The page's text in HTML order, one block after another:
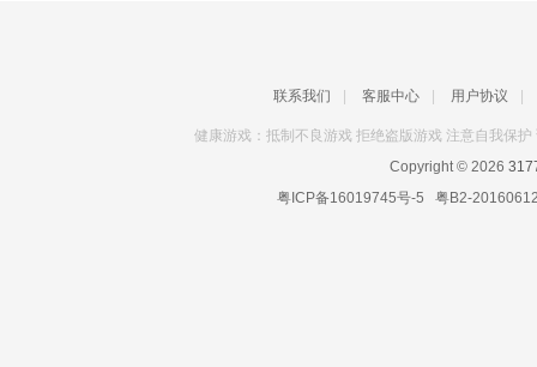
联系我们 客服中心 用户协议
健康游戏：抵制不良游戏 拒绝盗版游戏 注意自我保
Copyright © 2026
粤ICP备16019745号-5 粤B2-